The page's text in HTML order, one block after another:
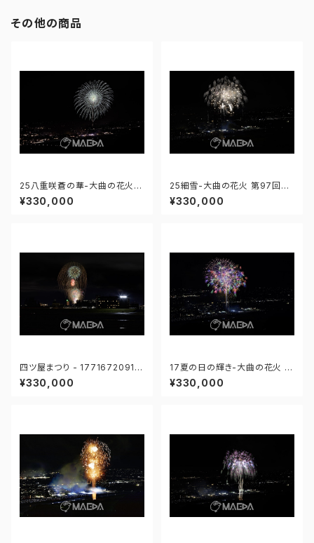
その他の商品
25八重咲蒼の華-大曲の花火
第97回全国花火競技大会 - 17
6671212284762
¥330,000
25細雪-大曲の花火 第97回全
国花火競技大会 - 176671212
319190
¥330,000
四ツ屋まつり - 17716720915
6422
¥330,000
17夏の日の輝き-大曲の花火 第
97回全国花火競技大会 - 176
671211647275
¥330,000